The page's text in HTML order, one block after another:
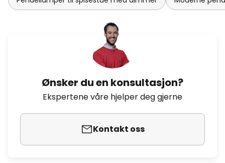
Ønsker du en konsultasjon?
Ekspertene våre hjelper deg gjerne
Kontakt oss